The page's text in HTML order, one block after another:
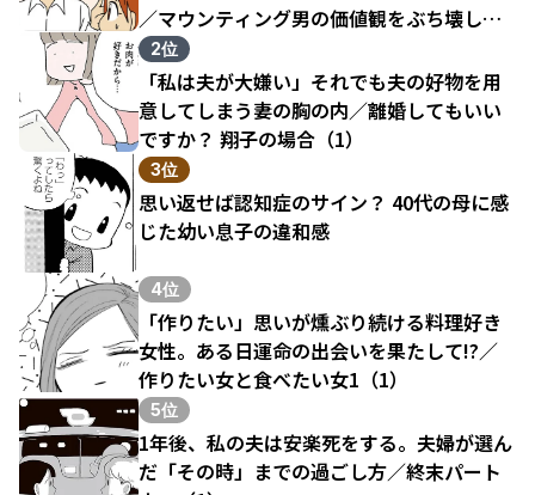
／マウンティング男の価値観をぶち壊した
結果（1）
2位
「私は夫が大嫌い」それでも夫の好物を用
意してしまう妻の胸の内／離婚してもいい
ですか？ 翔子の場合（1）
3位
思い返せば認知症のサイン？ 40代の母に感
じた幼い息子の違和感
4位
「作りたい」思いが燻ぶり続ける料理好き
女性。ある日運命の出会いを果たして!?／
作りたい女と食べたい女1（1）
5位
1年後、私の夫は安楽死をする。夫婦が選ん
だ「その時」までの過ごし方／終末パート